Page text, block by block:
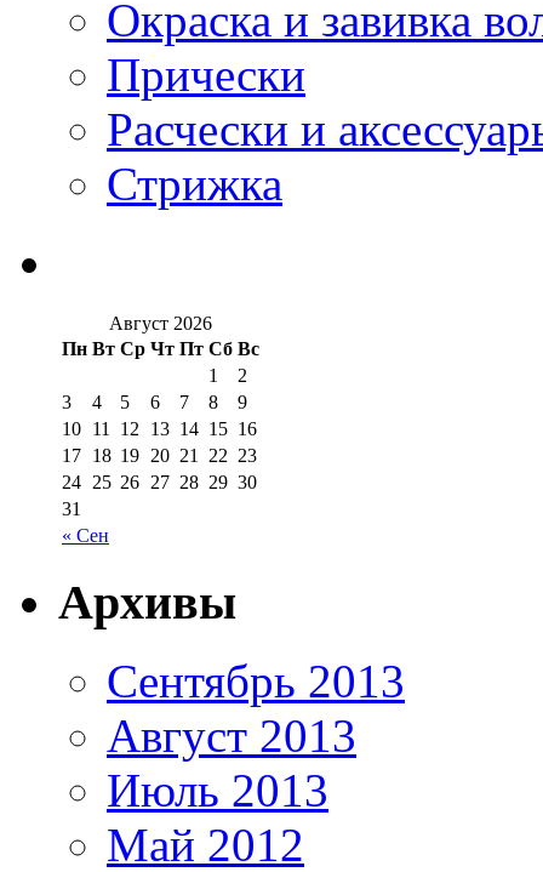
Окраска и завивка
Прически
Расчески и
Стрижка
Август 2026
Пн Вт Ср Чт Пт Сб Вс
« Сен
1
2
3
4 5 6 7 8
9
10 11 12 13 14 15 16
17 18 19 20 21 22 23
24 25 26 27 28 29 30
31
Архивы
Сентябрь 2013
Август 2013
Июль 2013
Май 2012